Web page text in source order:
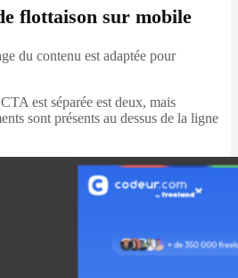
flottaison sur mobile
du contenu est adaptée pour
est séparée est deux, mais
sont présents au dessus de la ligne